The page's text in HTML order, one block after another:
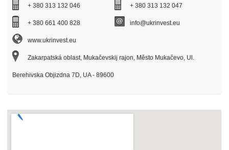
+ 380 313 132 046 + 380 313 132 047
+ 380 661 400 828 info@ukrinvest.eu
www.ukrinvest.eu‎
Zakarpatská oblast, Mukačevskij rajon, Město Mukačevo, Ul.
Berehivska Objizdna 7D, UA - 89600